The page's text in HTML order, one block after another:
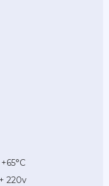
220v